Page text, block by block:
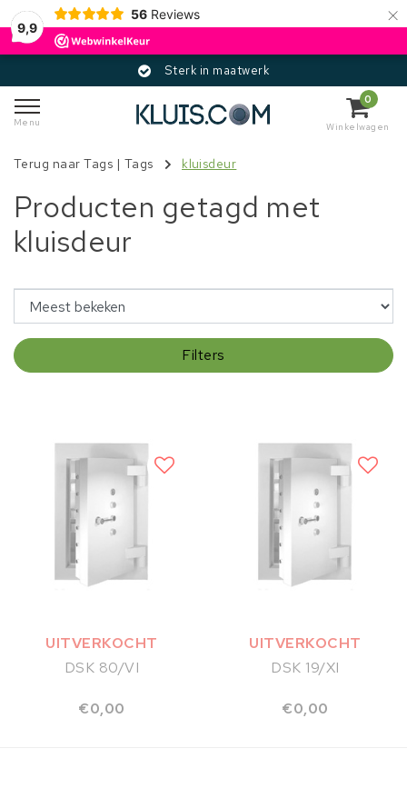
9,9
56 Reviews ×
Sterk in maatwerk
Menu
0
Winkelwagen
Terug naar Tags | Tags kluisdeur
Producten getagd met
kluisdeur
Filters
UITVERKOCHT
DSK 80/VI
€0,00
UITVERKOCHT
DSK 19/XI
€0,00